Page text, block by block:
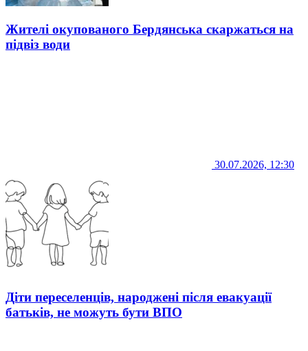
Жителі окупованого Бердянська скаржаться на
підвіз води
30.07.2026, 12:30
Діти переселенців, народжені після евакуації
батьків, не можуть бути ВПО